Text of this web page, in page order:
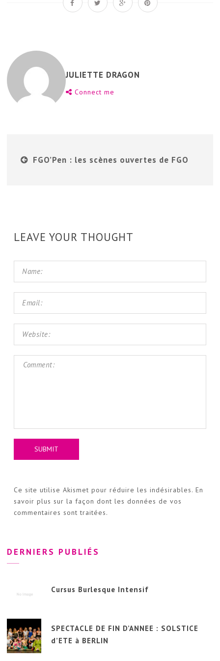
JULIETTE DRAGON
Connect me
FGO’Pen : les scènes ouvertes de FGO
LEAVE YOUR THOUGHT
Ce site utilise Akismet pour réduire les indésirables. En
savoir plus sur la façon dont les données de vos
commentaires sont traitées.
DERNIERS PUBLIÉS
Cursus Burlesque Intensif
SPECTACLE DE FIN D’ANNEE : SOLSTICE
d’ETE à BERLIN